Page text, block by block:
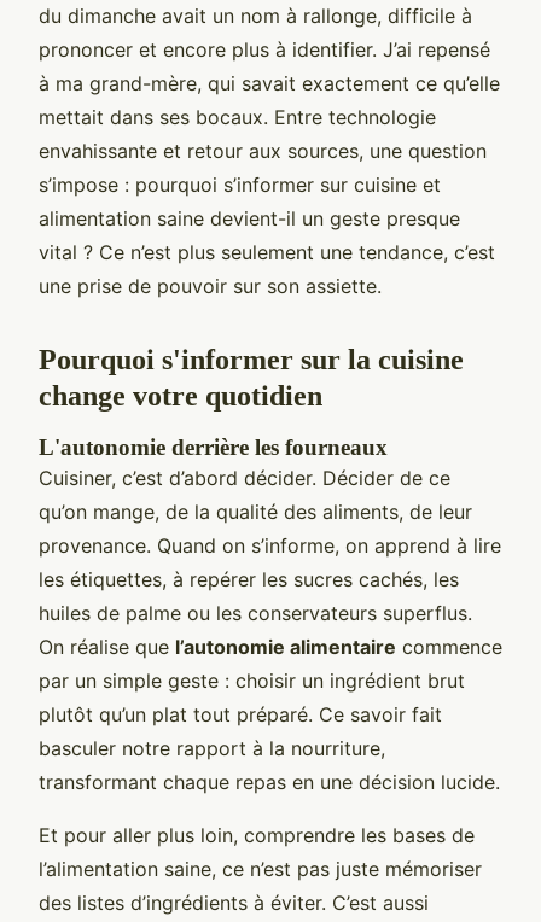
du dimanche avait un nom à rallonge, difficile à
prononcer et encore plus à identifier. J’ai repensé
à ma grand-mère, qui savait exactement ce qu’elle
mettait dans ses bocaux. Entre technologie
envahissante et retour aux sources, une question
s’impose : pourquoi s’informer sur cuisine et
alimentation saine devient-il un geste presque
vital ? Ce n’est plus seulement une tendance, c’est
une prise de pouvoir sur son assiette.
Pourquoi s'informer sur la cuisine
change votre quotidien
L'autonomie derrière les fourneaux
Cuisiner, c’est d’abord décider. Décider de ce
qu’on mange, de la qualité des aliments, de leur
provenance. Quand on s’informe, on apprend à lire
les étiquettes, à repérer les sucres cachés, les
huiles de palme ou les conservateurs superflus.
On réalise que l’autonomie alimentaire commence
par un simple geste : choisir un ingrédient brut
plutôt qu’un plat tout préparé. Ce savoir fait
basculer notre rapport à la nourriture,
transformant chaque repas en une décision lucide.
Et pour aller plus loin, comprendre les bases de
l’alimentation saine, ce n’est pas juste mémoriser
des listes d’ingrédients à éviter. C’est aussi